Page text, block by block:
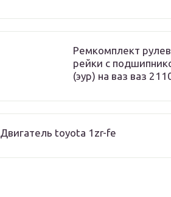
Ремкомплект
рейки с
(эур) на ваз ваз
Двигатель toyota 1zr-fe